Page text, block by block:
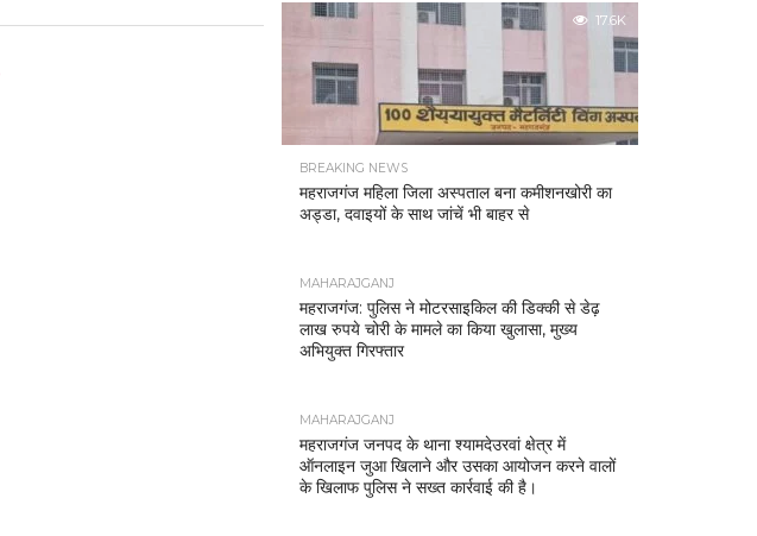
17.6K
BREAKING NEWS
महराजगंज महिला जिला अस्पताल बना कमीशनखोरी का
अड्डा, दवाइयों के साथ जांचें भी बाहर से
MAHARAJGANJ
महराजगंज: पुलिस ने मोटरसाइकिल की डिक्की से डेढ़
लाख रुपये चोरी के मामले का किया खुलासा, मुख्य
अभियुक्त गिरफ्तार
MAHARAJGANJ
महराजगंज जनपद के थाना श्यामदेउरवां क्षेत्र में
ऑनलाइन जुआ खिलाने और उसका आयोजन करने वालों
के खिलाफ पुलिस ने सख्त कार्रवाई की है।